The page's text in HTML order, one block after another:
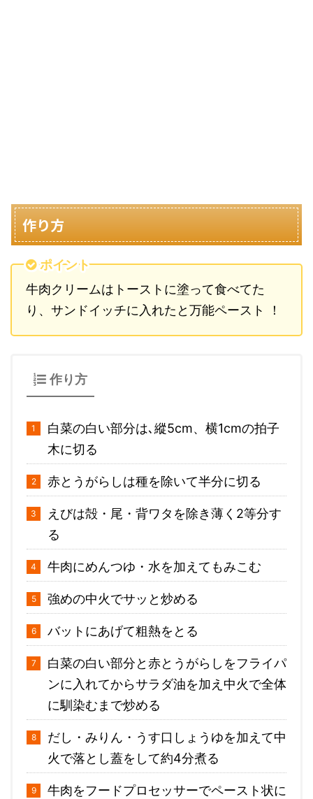
作り方
ポイント
牛肉クリームはトーストに塗って食べてた
り、サンドイッチに入れたと万能ペースト ！
作り方
白菜の白い部分は､縱5cm、横1cmの拍子
木に切る
赤とうがらしは種を除いて半分に切る
えびは殻・尾・背ワタを除き薄く2等分す
る
牛肉にめんつゆ・水を加えてもみこむ
強めの中火でサッと炒める
バットにあげて粗熱をとる
白菜の白い部分と赤とうがらしをフライパ
ンに入れてからサラダ油を加え中火で全体
に馴染むまで炒める
だし・みりん・うす口しょうゆを加えて中
火で落とし蓋をして約4分煮る
牛肉をフードプロセッサーでペースト状に